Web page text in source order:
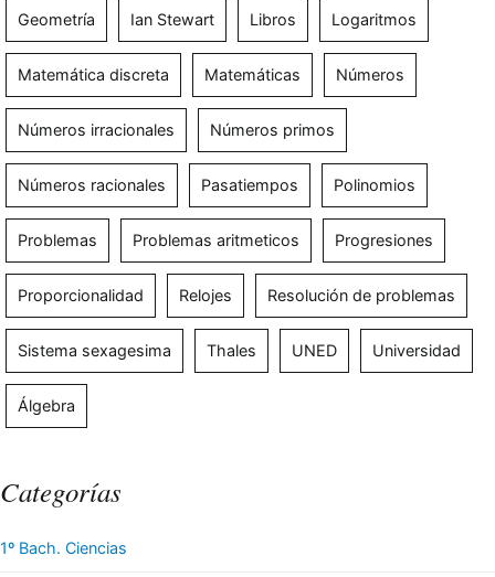
Geometría Ian Stewart Libros Logaritmos
Matemática discreta Matemáticas Números
Números irracionales Números primos
Números racionales Pasatiempos Polinomios
Problemas Problemas aritmeticos Progresiones
Proporcionalidad Relojes Resolución de problemas
Sistema sexagesima Thales UNED Universidad
Álgebra
Categorías
1º Bach. Ciencias